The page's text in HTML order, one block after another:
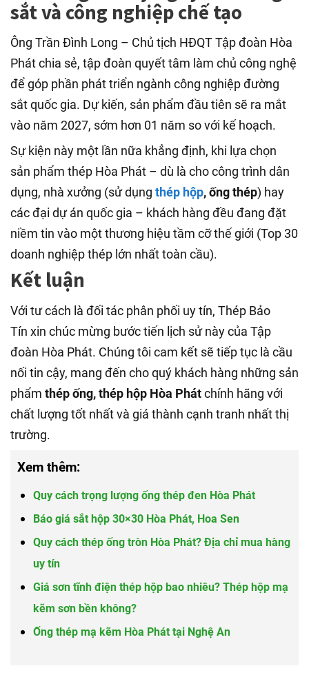
sắt và công nghiệp chế tạo
Ông Trần Đình Long – Chủ tịch HĐQT Tập đoàn Hòa
Phát chia sẻ, tập đoàn quyết tâm làm chủ công nghệ
để góp phần phát triển ngành công nghiệp đường
sắt quốc gia. Dự kiến, sản phẩm đầu tiên sẽ ra mắt
vào năm 2027, sớm hơn 01 năm so với kế hoạch.
Sự kiện này một lần nữa khẳng định, khi lựa chọn
sản phẩm thép Hòa Phát – dù là cho công trình dân
dụng, nhà xưởng (sử dụng thép hộp, ống thép) hay
các đại dự án quốc gia – khách hàng đều đang đặt
niềm tin vào một thương hiệu tầm cỡ thế giới (Top 30
doanh nghiệp thép lớn nhất toàn cầu).
Kết luận
Với tư cách là đối tác phân phối uy tín, Thép Bảo
Tín xin chúc mừng bước tiến lịch sử này của Tập
đoàn Hòa Phát. Chúng tôi cam kết sẽ tiếp tục là cầu
nối tin cậy, mang đến cho quý khách hàng những sản
phẩm thép ống, thép hộp Hòa Phátchính hãng với
chất lượng tốt nhất và giá thành cạnh tranh nhất thị
trường.
Xem thêm:
Quy cách trọng lượng ống thép đen Hòa Phát
Báo giá sắt hộp 30×30 Hòa Phát, Hoa Sen
Quy cách thép ống tròn Hòa Phát? Địa chỉ mua hàng
uy tín
Giá sơn tĩnh điện thép hộp bao nhiêu? Thép hộp mạ
kẽm sơn bền không?
Ống thép mạ kẽm Hòa Phát tại Nghệ An